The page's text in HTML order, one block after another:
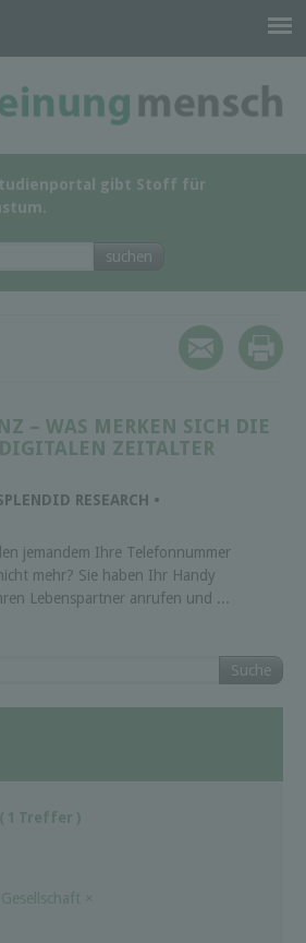
gibt Stoff für
– WAS MERKEN SICH DIE
ZEITALTER
RESEARCH •
jemandem Ihre Telefonnummer
mehr? Sie haben Ihr Handy
Lebenspartner anrufen und ...
Suche
( 1 Treffer )
×